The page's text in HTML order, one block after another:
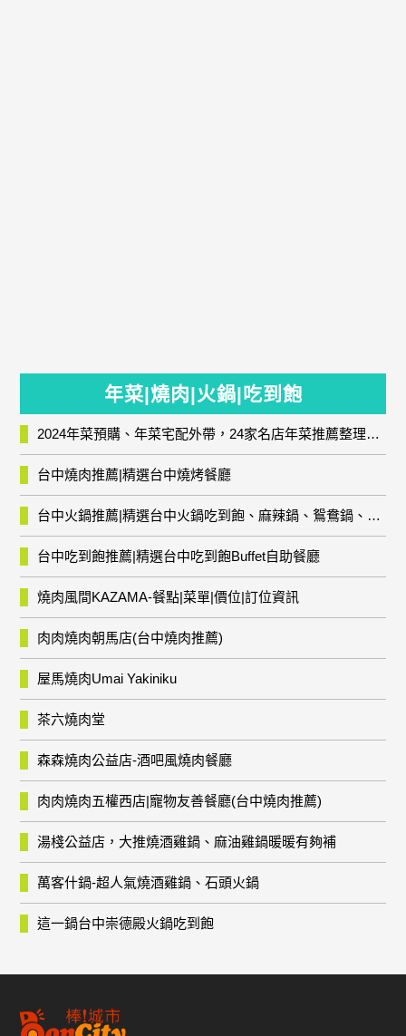
年菜|燒肉|火鍋|吃到飽
2024年菜預購、年菜宅配外帶，24家名店年菜推薦整理，圍爐輕鬆上菜團圓趣
台中燒肉推薦|精選台中燒烤餐廳
台中火鍋推薦|精選台中火鍋吃到飽、麻辣鍋、鴛鴦鍋、石頭火鍋、酸菜白肉鍋、海鮮鍋、燒酒雞、麻油雞、壽喜燒等熱門人氣火鍋店!
台中吃到飽推薦|精選台中吃到飽Buffet自助餐廳
燒肉風間KAZAMA-餐點|菜單|價位|訂位資訊
肉肉燒肉朝馬店(台中燒肉推薦)
屋馬燒肉Umai Yakiniku
茶六燒肉堂
森森燒肉公益店-酒吧風燒肉餐廳
肉肉燒肉五權西店|寵物友善餐廳(台中燒肉推薦)
湯棧公益店，大推燒酒雞鍋、麻油雞鍋暖暖有夠補
萬客什鍋-超人氣燒酒雞鍋、石頭火鍋
這一鍋台中崇德殿火鍋吃到飽